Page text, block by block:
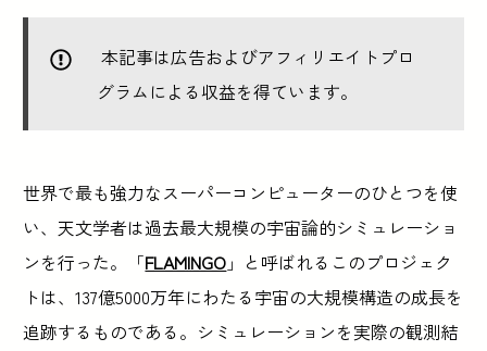
本記事は広告およびアフィリエイトプロ
グラムによる収益を得ています。
世界で最も強力なスーパーコンピューターのひとつを使
い、天文学者は過去最大規模の宇宙論的シミュレーショ
ンを行った。「FLAMINGO 」と呼ばれるこのプロジェク
トは、137億5000万年にわたる宇宙の大規模構造の成長を
追跡するものである。シミュレーションを実際の観測結